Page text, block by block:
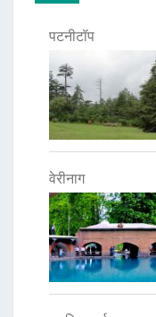
पटनीटॉप
वेरीनाग